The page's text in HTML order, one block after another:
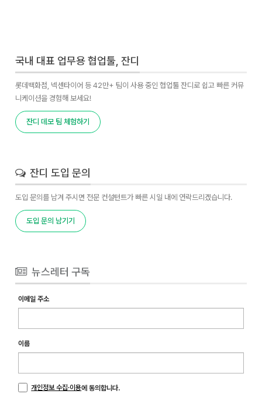
국내 대표 업무용 협업툴, 잔디
롯데백화점, 넥센타이어 등 42만+ 팀이 사용 중인 협업툴 잔디로 쉽고 빠른 커뮤
니케이션을 경험해 보세요!
잔디 데모 팀 체험하기
잔디 도입 문의
도입 문의를 남겨 주시면 전문 컨설턴트가 빠른 시일 내에 연락드리겠습니다.
도입 문의 남기기
뉴스레터 구독
이메일 주소
이름
개인정보 수집·이용에 동의합니다.